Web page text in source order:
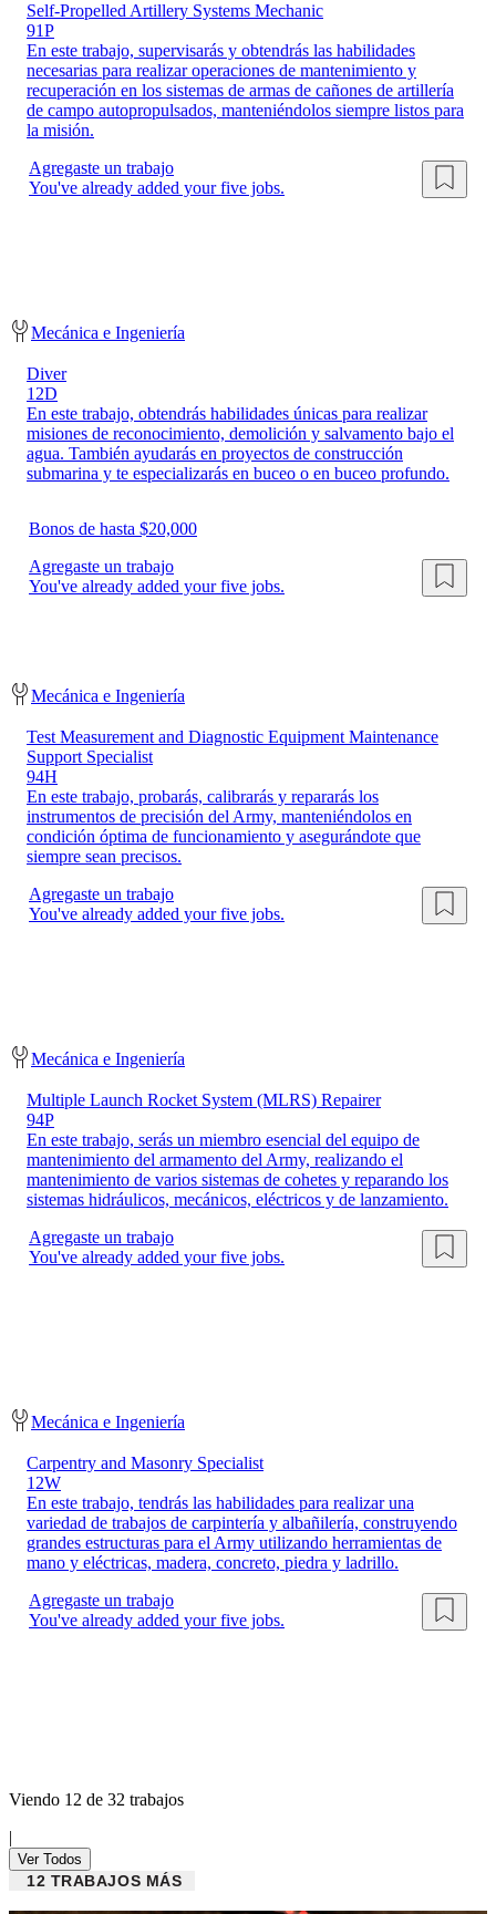
Self-Propelled Artillery Systems Mechanic
91P
En este trabajo, supervisarás y obtendrás las habilidades
necesarias para realizar operaciones de mantenimiento y
recuperación en los sistemas de armas de cañones de artillería
de campo autopropulsados, manteniéndolos siempre listos para
la misión.
Agregaste un trabajo
You've already added your five jobs.
Mecánica e Ingeniería
Diver
12D
En este trabajo, obtendrás habilidades únicas para realizar
misiones de reconocimiento, demolición y salvamento bajo el
agua. También ayudarás en proyectos de construcción
submarina y te especializarás en buceo o en buceo profundo.
Bonos de hasta $20,000
Agregaste un trabajo
You've already added your five jobs.
Mecánica e Ingeniería
Test Measurement and Diagnostic Equipment Maintenance
Support Specialist
94H
En este trabajo, probarás, calibrarás y repararás los
instrumentos de precisión del Army, manteniéndolos en
condición óptima de funcionamiento y asegurándote que
siempre sean precisos.
Agregaste un trabajo
You've already added your five jobs.
Mecánica e Ingeniería
Multiple Launch Rocket System (MLRS) Repairer
94P
En este trabajo, serás un miembro esencial del equipo de
mantenimiento del armamento del Army, realizando el
mantenimiento de varios sistemas de cohetes y reparando los
sistemas hidráulicos, mecánicos, eléctricos y de lanzamiento.
Agregaste un trabajo
You've already added your five jobs.
Mecánica e Ingeniería
Carpentry and Masonry Specialist
12W
En este trabajo, tendrás las habilidades para realizar una
variedad de trabajos de carpintería y albañilería, construyendo
grandes estructuras para el Army utilizando herramientas de
mano y eléctricas, madera, concreto, piedra y ladrillo.
Agregaste un trabajo
You've already added your five jobs.
Viendo 12 de 32 trabajos
|
Ver Todos
12 TRABAJOS MÁS